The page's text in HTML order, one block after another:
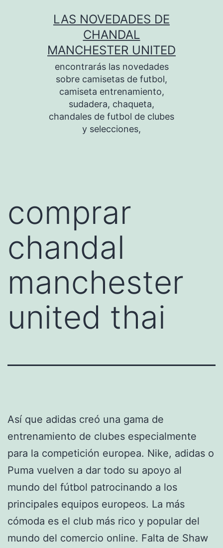
LAS NOVEDADES DE
CHANDAL
MANCHESTER UNITED
encontrarás las novedades
sobre camisetas de futbol,
camiseta entrenamiento,
sudadera, chaqueta,
chandales de futbol de clubes
y selecciones,
comprar
chandal
manchester
united thai
Así que adidas creó una gama de
entrenamiento de clubes especialmente
para la competición europea. Nike, adidas o
Puma vuelven a dar todo su apoyo al
mundo del fútbol patrocinando a los
principales equipos europeos. La más
cómoda es el club más rico y popular del
mundo del comercio online. Falta de Shaw